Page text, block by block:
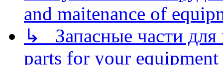
and maitenance of
↳ Запасные части для
parts for your equipment